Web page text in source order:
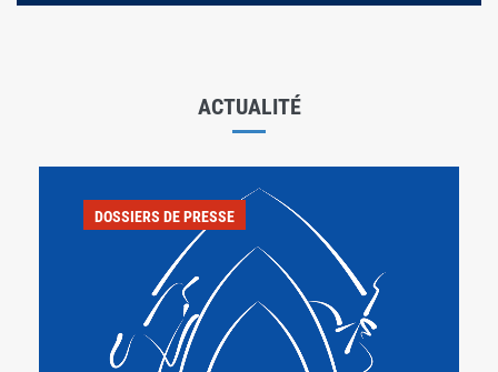
ACTUALITÉ
DOSSIERS DE PRESSE